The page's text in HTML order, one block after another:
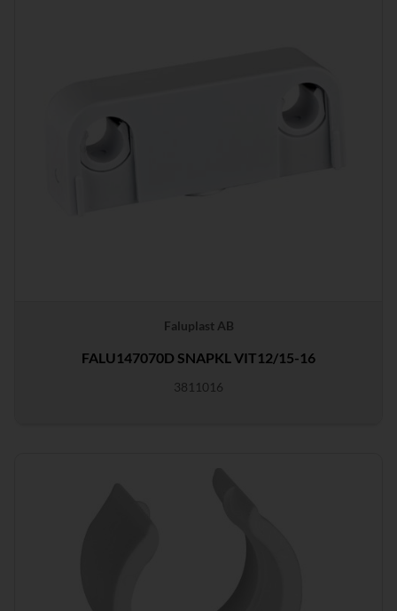
Faluplast AB
FALU147070D SNAPKL VIT12/15-16
3811016